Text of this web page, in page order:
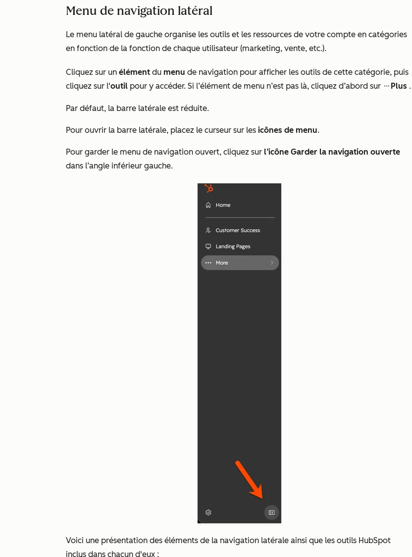
Menu de navigation latéral
Le menu latéral de gauche organise les outils et les ressources de votre compte en catégories
en fonction de la fonction de chaque utilisateur (marketing, vente, etc.).
Cliquez sur un élément du menu de navigation pour afficher les outils de cette catégorie, puis
cliquez sur l'outil pour y accéder. Si l’élément de menu n’est pas là, cliquez d’abord sur ellipsesIcon Plus .
Par défaut, la barre latérale est réduite.
Pour ouvrir la barre latérale, placez le curseur sur les icônes de menu.
Pour garder le menu de navigation ouvert, cliquez sur l’icône Garder la navigation ouverte
dans l’angle inférieur gauche.
Voici une présentation des éléments de la navigation latérale ainsi que les outils HubSpot
inclus dans chacun d'eux :